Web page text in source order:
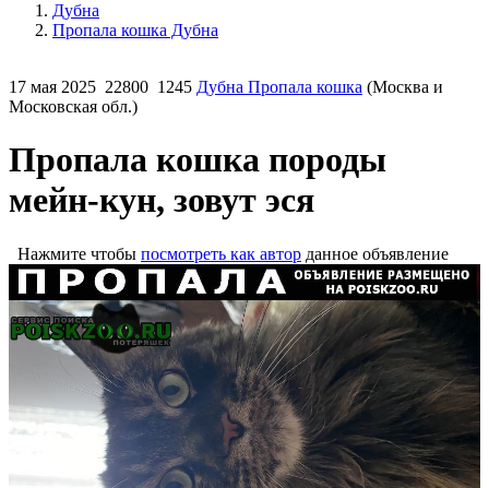
Дубна
Пропала кошка Дубна
17 мая 2025 22800 1245 Дубна Пропала кошка (Москва и
Московская обл.)
Пропала кошка породы
мейн-кун, зовут эся
Нажмите чтобы посмотреть как автор данное объявление